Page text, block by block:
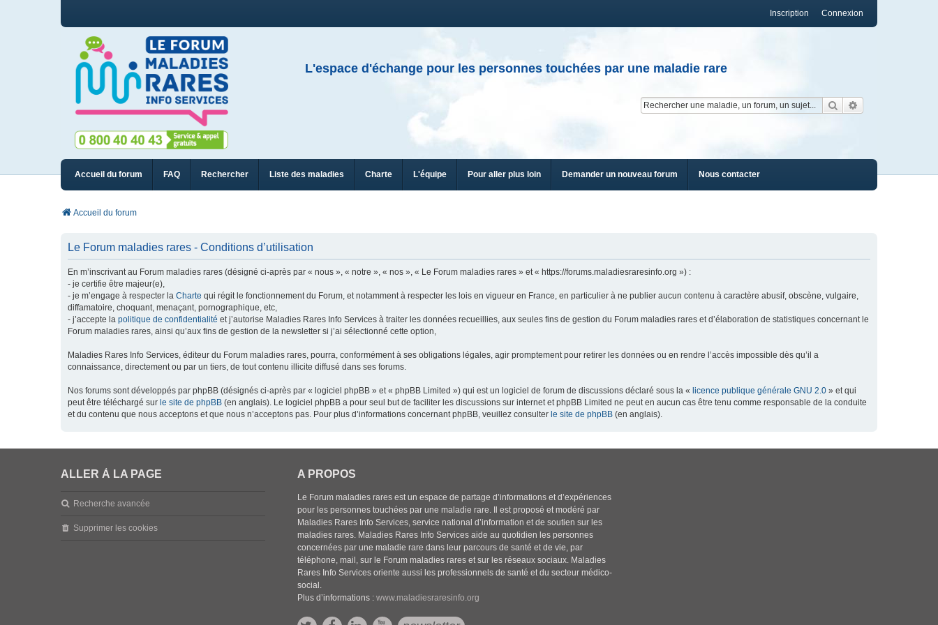
Connexion
Inscription
L'espace d'échange pour les personnes touchées par une maladie rare
Rechercher
Accueil du forum FAQ Rechercher Liste des maladies Charte L'équipe Pour aller plus loin Demander un nouveau forum Nous contacter
Accueil du forum
Le Forum maladies rares - Conditions d’utilisation
En m’inscrivant au Forum maladies rares (désigné ci-après par « nous », « notre », « nos », « Le Forum maladies rares » et « https://forums.maladiesraresinfo.org ») :
- je certifie être majeur(e),
- je m’engage à respecter la Charte qui régit le fonctionnement du Forum, et notamment à respecter les lois en vigueur en France, en particulier à ne publier aucun contenu à caractère abusif, obscène, vulgaire,
diffamatoire, choquant, menaçant, pornographique, etc,
- j’accepte la politique de confidentialité et j’autorise Maladies Rares Info Services à traiter les données recueillies, aux seules fins de gestion du Forum maladies rares et d’élaboration de statistiques concernant le
Forum maladies rares, ainsi qu’aux fins de gestion de la newsletter si j’ai sélectionné cette option,
Maladies Rares Info Services, éditeur du Forum maladies rares, pourra, conformément à ses obligations légales, agir promptement pour retirer les données ou en rendre l’accès impossible dès qu’il a
connaissance, directement ou par un tiers, de tout contenu illicite diffusé dans ses forums.
Nos forums sont développés par phpBB (désignés ci-après par « logiciel phpBB » et « phpBB Limited ») qui est un logiciel de forum de discussions déclaré sous la « licence publique générale GNU 2.0 » et qui
peut être téléchargé sur le site de phpBB (en anglais). Le logiciel phpBB a pour seul but de faciliter les discussions sur internet et phpBB Limited ne peut en aucun cas être tenu comme responsable de la conduite
et du contenu que nous acceptons et que nous n’acceptons pas. Pour plus d’informations concernant phpBB, veuillez consulter le site de phpBB (en anglais).
ALLER À LA PAGE
Recherche avancée
Supprimer les cookies
A PROPOS
Le Forum maladies rares est un espace de partage d’informations et d’expériences
pour les personnes touchées par une maladie rare. Il est proposé et modéré par
Maladies Rares Info Services, service national d’information et de soutien sur les
maladies rares. Maladies Rares Info Services aide au quotidien les personnes
concernées par une maladie rare dans leur parcours de santé et de vie, par
téléphone, mail, sur le Forum maladies rares et sur les réseaux sociaux. Maladies
Rares Info Services oriente aussi les professionnels de santé et du secteur médico-
social.
Plus d’informations :www.maladiesraresinfo.org